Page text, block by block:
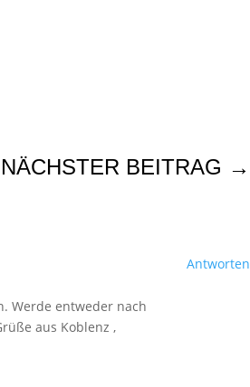
NÄCHSTER BEITRAG →
Werde entweder nach
aus Koblenz ,
Antworten